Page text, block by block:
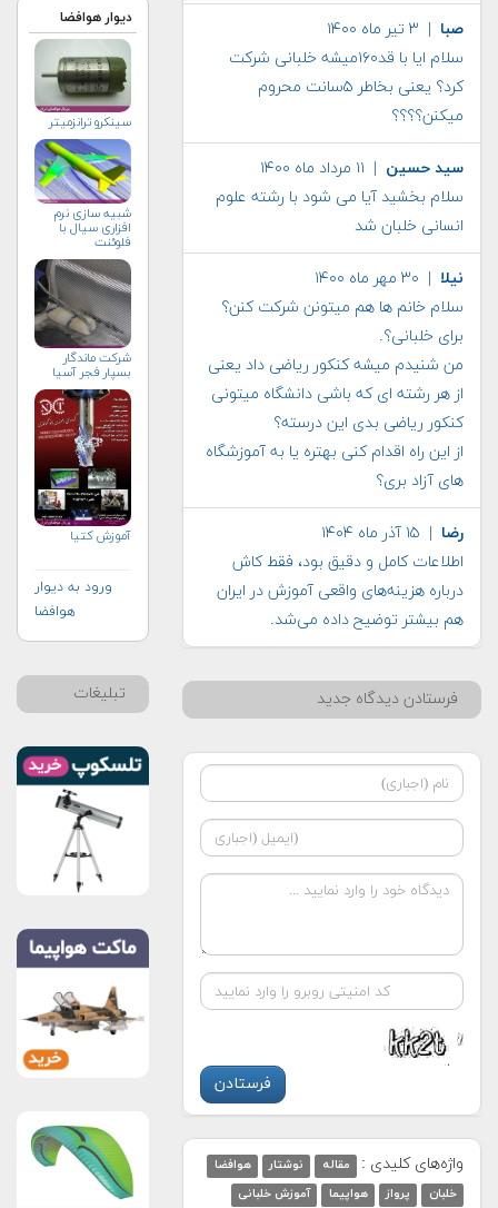
صبا
سلام ایا با قد۱۶۰میشه خلبانی شرکت
کرد؟ یعنی بخاطر ۵سانت محروم
میکنن؟؟؟؟
سید حسین
سلام بخشید آیا می شود با رشته علوم
انسانی خلبان شد
نیلا
سلام خانم ها هم میتونن شرکت کنن؟
برای خلبانی؟.
من شنیدم میشه کنکور ریاضی داد یعنی
از هر رشته ای که باشی دانشگاه میتونی
کنکور ریاضی بدی این درسته؟
از این راه اقدام کنی بهتره یا به آموزشگاه
های آزاد بری؟
رضا
اطلاعات کامل و دقیق بود، فقط کاش
درباره هزینه‌های واقعی آموزش در ایران
هم بیشتر توضیح داده می‌شد.
فرستادن دیدگاه جدید
واژه‌های کلیدی : مقاله نوشتار
هوافضا
خلبان
پرواز هواپیما آموزش خلبانی
دیوار هوافضا
سینکرو ترانزمیتر
شبیه سازی نرم
افزاری سیال با
فلوئنت
شرکت ماندگار
بسپار فجر آسیا
آموزش کتیا
ورود به دیوار
هوافضا
تبلیغات